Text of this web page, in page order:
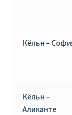
Кёльн –
Кёльн –
Аликанте